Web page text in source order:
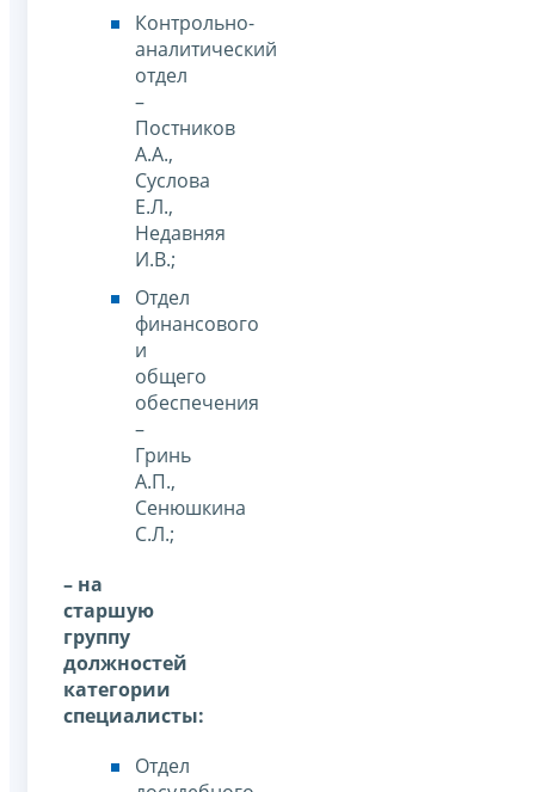
Контрольно-
аналитический
отдел
–
Постников
А.А.,
Суслова
Е.Л.,
Недавняя
И.В.;
Отдел
финансового
и
общего
обеспечения
–
Гринь
А.П.,
Сенюшкина
С.Л.;
– на
старшую
группу
должностей
категории
специалисты:
Отдел